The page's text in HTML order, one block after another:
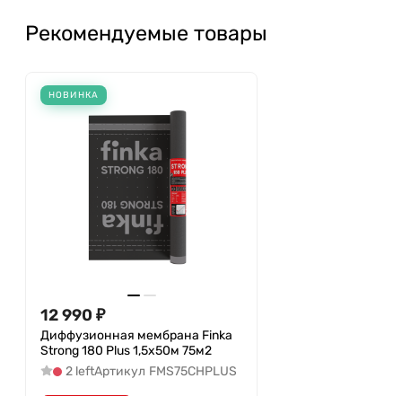
Рекомендуемые товары
НОВИНКА
12 990 ₽
Диффузионная мембрана Finka
Strong 180 Plus 1,5х50м 75м2
2 leftАртикул FMS75CHPLUS